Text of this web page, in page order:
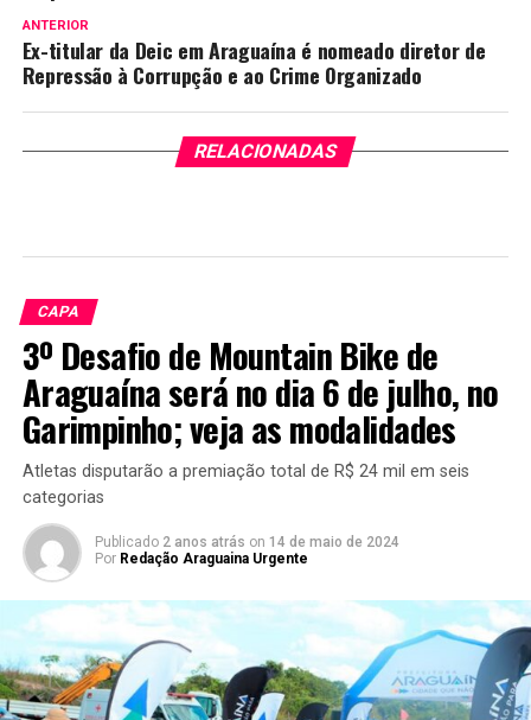
ANTERIOR
Ex-titular da Deic em Araguaína é nomeado diretor de
Repressão à Corrupção e ao Crime Organizado
RELACIONADAS
CAPA
3º Desafio de Mountain Bike de
Araguaína será no dia 6 de julho, no
Garimpinho; veja as modalidades
Atletas disputarão a premiação total de R$ 24 mil em seis
categorias
Publicado 2 anos atrás on 14 de maio de 2024
Por Redação Araguaina Urgente